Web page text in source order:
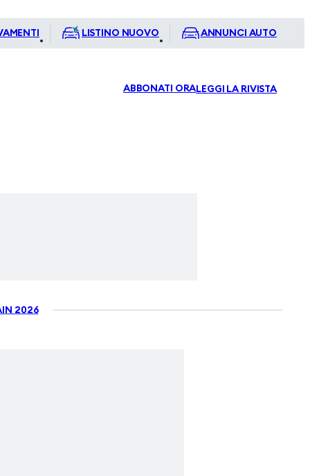
LISTINO NUOVO ANNUNCI AUTO
ABBONATI ORALEGGI LA RIVISTA
2026